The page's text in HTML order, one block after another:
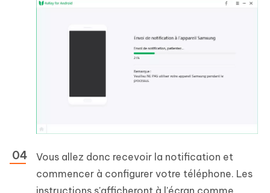
Vous allez donc recevoir la notification et
commencer à configurer votre téléphone. Les
instructions s'afficheront à l'écran comme